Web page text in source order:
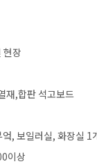
현장
재,합판 석고보드
, 보일러실, 화장실 1
이상